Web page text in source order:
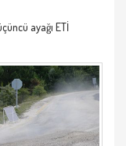
ayağı ETİ